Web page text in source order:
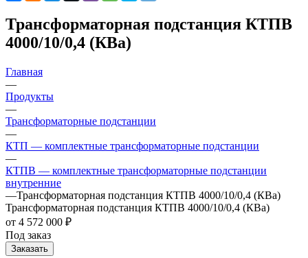
Трансформаторная подстанция КТПВ
4000/10/0,4 (КВа)
Главная
—
Продукты
—
Трансформаторные подстанции
—
КТП — комплектные трансформаторные подстанции
—
КТПВ — комплектные трансформаторные подстанции
внутренние
—Трансформаторная подстанция КТПВ 4000/10/0,4 (КВа)
Трансформаторная подстанция КТПВ 4000/10/0,4 (КВа)
от 4 572 000 ₽
Под заказ
Заказать